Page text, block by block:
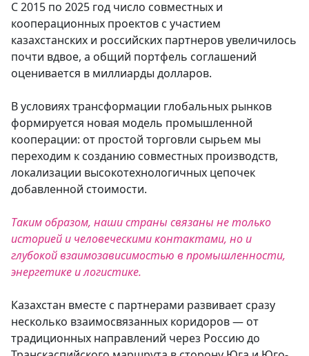
С 2015 по 2025 год число совместных и
кооперационных проектов с участием
казахстанских и российских партнеров увеличилось
почти вдвое, а общий портфель соглашений
оценивается в миллиарды долларов.
В условиях трансформации глобальных рынков
формируется новая модель промышленной
кооперации: от простой торговли сырьем мы
переходим к созданию совместных производств,
локализации высокотехнологичных цепочек
добавленной стоимости.
Таким образом, наши страны связаны не только
историей и человеческими контактами, но и
глубокой взаимозависимостью в промышленности,
энергетике и логистике.
Казахстан вместе с партнерами развивает сразу
несколько взаимосвязанных коридоров — от
традиционных направлений через Россию до